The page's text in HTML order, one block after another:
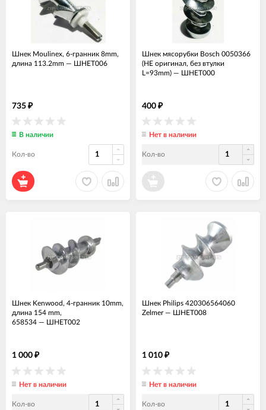
Шнек Moulinex, 6-гранник 8mm,
длина 113.2mm — ШНЕТ006
735 ₽
В наличии
Кол-во
Шнек мясорубки Bosch 0050366
(НЕ оригинал, без втулки
L=93mm) — ШНЕТ000
400 ₽
Нет в наличии
Кол-во
Шнек Kenwood, 4-гранник 10mm,
длина 154 mm,
658534 — ШНЕТ002
1 000 ₽
Нет в наличии
Кол-во
Шнек Philips 420306564060
Zelmer — ШНЕТ008
1 010 ₽
Нет в наличии
Кол-во